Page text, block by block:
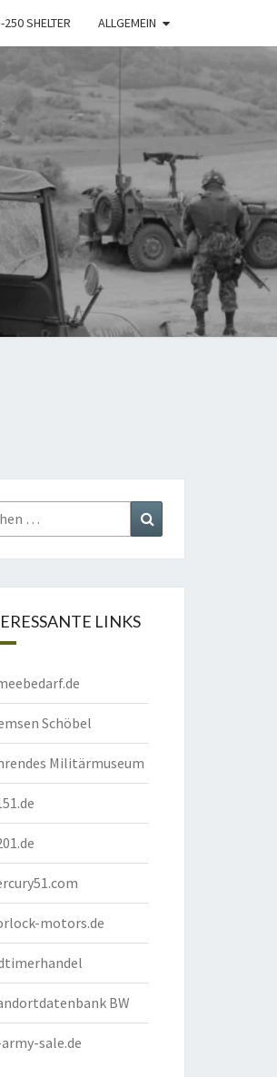
250 SHELTER ALLGEMEIN
LINKS
Schöbel
Militärmuseum
motors.de
BW
sale.de